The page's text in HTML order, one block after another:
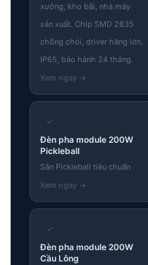
xưởng, kho bãi, nhà máy
sản xuất. Chip SMD 2835
chống chói, driver hãng lớn,
IP65, bảo hành 24 tháng.
✓
Đèn pha module 200W
Pickleball
Sân Pickleball tiêu chuẩn
✓
Đèn pha module 200W
Cầu Lông